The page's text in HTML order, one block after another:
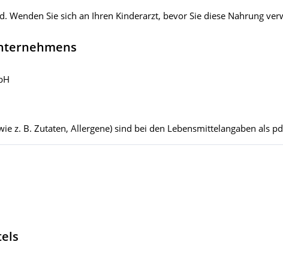
Wenden Sie sich an Ihren Kinderarzt, bevor Sie diese Nahrung
z. B. Zutaten, Allergene) sind bei den Lebensmittelangaben als